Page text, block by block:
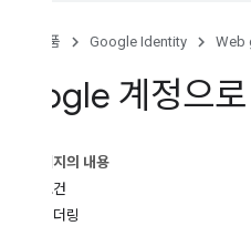
제품 Google Identity Web
Google 계정으
이 페이지의 내용
기본 요건
버튼 렌더링